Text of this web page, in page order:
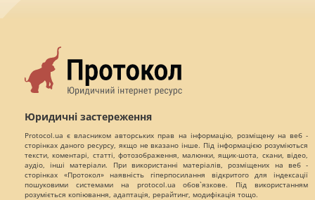
Юридичні застереження
Protocol.ua є власником авторських прав на інформацію, розміщену на веб -
сторінках даного ресурсу, якщо не вказано інше. Під інформацією розуміються
тексти, коментарі, статті, фотозображення, малюнки, ящик-шота, скани, відео,
аудіо, інші матеріали. При використанні матеріалів, розміщених на веб -
сторінках «Протокол» наявність гіперпосилання відкритого для індексації
пошуковими системами на protocol.ua обов`язкове. Під використанням
розуміється копіювання, адаптація, рерайтинг, модифікація тощо.